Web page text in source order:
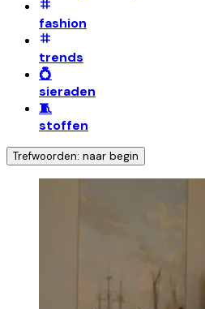
fashion
trends
💍
sieraden
🧵
stoffen
Trefwoorden: naar begin